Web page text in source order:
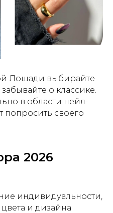
Лошади выбирайте
о классике.
в области нейл-
попросить своего
2026
индивидуальности,
и дизайна